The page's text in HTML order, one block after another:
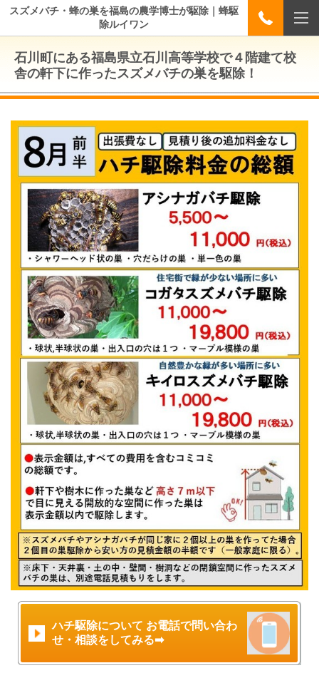
スズメバチ・蜂の巣を福島の農学博士が駆除｜蜂駆
除ルイワン
石川町にある福島県立石川高等学校で４階建て校
舎の軒下に作ったスズメバチの巣を駆除！
ハチ駆除について お電話で問い合わ
せ・相談をしてみる➡